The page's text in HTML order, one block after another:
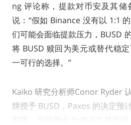
ng 评论称，提款对币安及其
说：“假如 Binance 没有以 1:1
们可能会面临提款压力，BUSD
将 BUSD 赎回为美元或替代稳
一可行的选择。”
Kaiko 研究分析师Conor Ryder
牌授予 BUSD，Paxos 的决定预